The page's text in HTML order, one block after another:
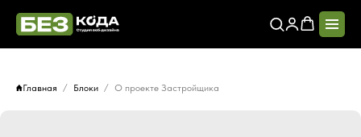
Главная Блоки О проекте Застройщика